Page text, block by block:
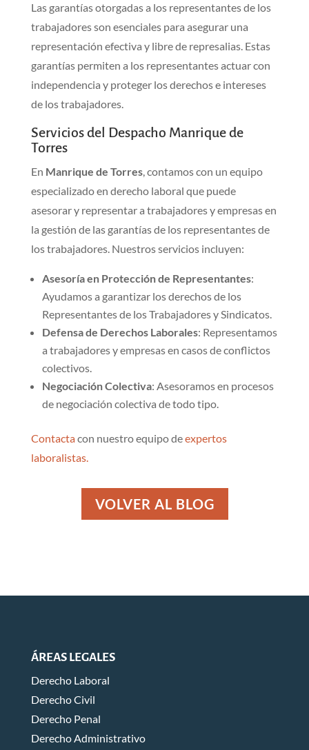
Las garantías otorgadas a los representantes de los
trabajadores son esenciales para asegurar una
representación efectiva y libre de represalias. Estas
garantías permiten a los representantes actuar con
independencia y proteger los derechos e intereses
de los trabajadores.
Servicios del Despacho Manrique de
Torres
En Manrique de Torres, contamos con un equipo
especializado en derecho laboral que puede
asesorar y representar a trabajadores y empresas en
la gestión de las garantías de los representantes de
los trabajadores. Nuestros servicios incluyen:
Asesoría en Protección de Representantes:
Ayudamos a garantizar los derechos de los
Representantes de los Trabajadores y Sindicatos.
Defensa de Derechos Laborales: Representamos
a trabajadores y empresas en casos de conflictos
colectivos.
Negociación Colectiva: Asesoramos en procesos
de negociación colectiva de todo tipo.
Contactacon nuestro equipo deexpertos
laboralistas.
VOLVER AL BLOG
ÁREAS LEGALES
Derecho Laboral
Derecho Civil
Derecho Penal
Derecho Administrativo